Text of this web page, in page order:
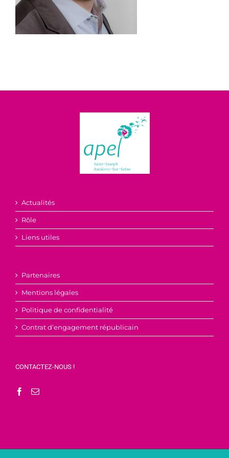
Actualités
Rôle
Liens utiles
Partenaires
Mentions légales
Politique de confidentialité
Contrat d’engagement républicain
CONTACTEZ-NOUS !